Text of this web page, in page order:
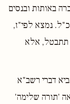
באותות ובנסים
נמצא לפי"ז,
תתבטל, אלא
ש"פ שמות תשנ"ב הערה 24 שהביא דברי רשב"א
'תורה שלימה'